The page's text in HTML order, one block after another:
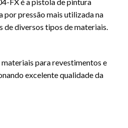
por pressão mais utilizada na
de diversos tipos de materiais.
para revestimentos e
excelente qualidade da